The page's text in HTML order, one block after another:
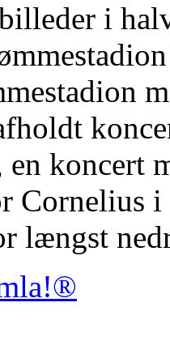
i
en koncert
Cornelius
længst